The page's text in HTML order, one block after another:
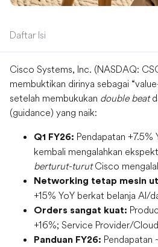
Daftar Isi
Cisco Systems, Inc. (NASDAQ:
membuktikan dirinya sebagai
setelah membukukan double beat
(guidance) yang naik:
Q1 FY26: Pendapatan +7.5%
kembali mengalahkan
berturut-turutCisco
Networking tetap mesin
+15% YoY berkat belanja AI/
Orders sangat kuat:
+16%; Service Provider/
Panduan FY26: Pendapatan